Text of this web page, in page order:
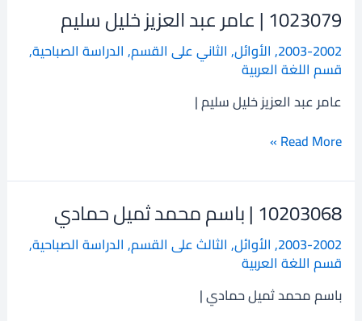
1023079 | عامر عبد العزيز خليل سليم
2003-2002
, الأوائل, الثاني على القسم, الدراسة الصباحية,
قسم اللغة العربية
عامر عبد العزيز خليل سليم |
1023079
عامر
عبد
العزيز
خليل
سليم
Read More »
10203068 | باسم محمد ثميل حمادي
2003-2002
, الأوائل, الثالث على القسم, الدراسة الصباحية,
قسم اللغة العربية
باسم محمد ثميل حمادي |
10203068
باسم
محمد
ثميل
حمادي